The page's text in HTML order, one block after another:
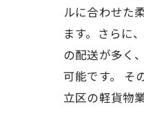
ルに合わせた
ます。さらに
の配送が多く
可能です。 そ
立区の軽貨物